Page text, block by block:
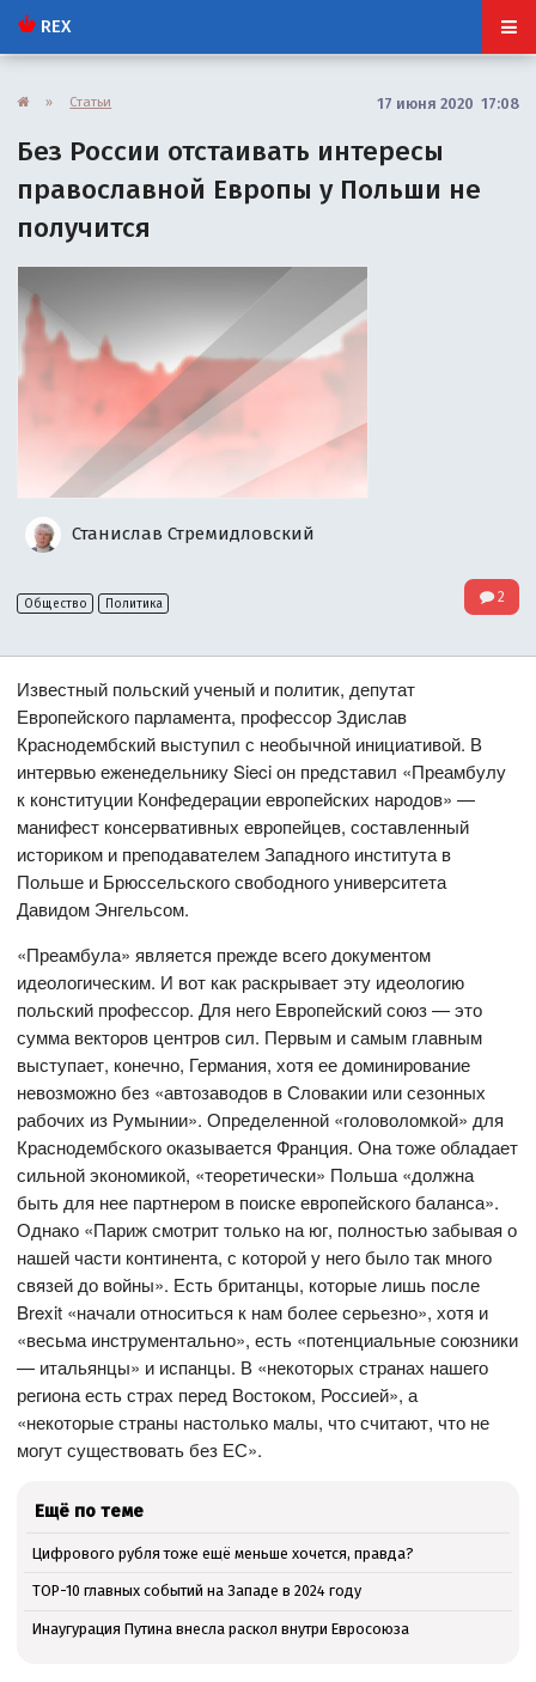
REX
» Статьи 17 июня 2020 17:08
Без России отстаивать интересы
православной Европы у Польши не
получится
Станислав Стремидловский
Общество Политика 2
Известный польский ученый и политик, депутат
Европейского парламента, профессор Здислав
Краснодембский выступил с необычной инициативой. В
интервью еженедельнику Sieci он представил «Преамбулу
к конституции Конфедерации европейских народов» —
манифест консервативных европейцев, составленный
историком и преподавателем Западного института в
Польше и Брюссельского свободного университета
Давидом Энгельсом.
«Преамбула» является прежде всего документом
идеологическим. И вот как раскрывает эту идеологию
польский профессор. Для него Европейский союз — это
сумма векторов центров сил. Первым и самым главным
выступает, конечно, Германия, хотя ее доминирование
невозможно без «автозаводов в Словакии или сезонных
рабочих из Румынии». Определенной «головоломкой» для
Краснодембского оказывается Франция. Она тоже обладает
сильной экономикой, «теоретически» Польша «должна
быть для нее партнером в поиске европейского баланса».
Однако «Париж смотрит только на юг, полностью забывая о
нашей части континента, с которой у него было так много
связей до войны». Есть британцы, которые лишь после
Brexit «начали относиться к нам более серьезно», хотя и
«весьма инструментально», есть «потенциальные союзники
— итальянцы» и испанцы. В «некоторых странах нашего
региона есть страх перед Востоком, Россией», а
«некоторые страны настолько малы, что считают, что не
могут существовать без ЕС».
Ещё по теме
Цифрового рубля тоже ещё меньше хочется, правда?
ТОР-10 главных событий на Западе в 2024 году
Инаугурация Путина внесла раскол внутри Евросоюза